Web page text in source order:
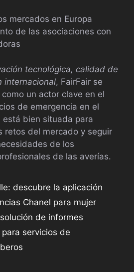
mercados en Europa
de las asociaciones con
tecnológica, calidad de
internacional, FairFair se
un actor clave en el
de emergencia en el
está bien situada para
retos del mercado y seguir
de los
de las averías.
descubre la aplicación
Chanel para mujer
de informes
servicios de